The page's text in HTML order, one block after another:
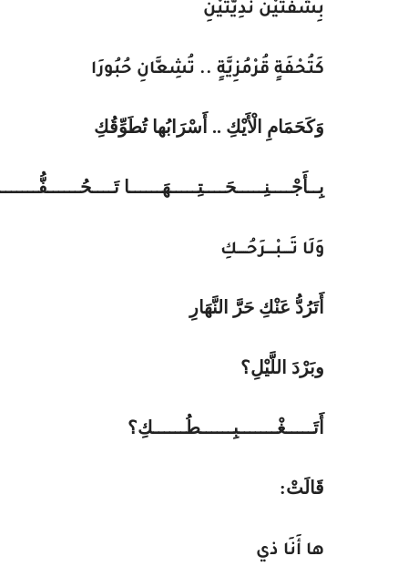
بِشَفَتَيْن نَدِيَّتَيْنِ
كَتُحْفَةٍ قُرْمُزِيَّةٍ .. تُشِعَّانِ حُبُورَا
وَكَحَمَامِ الْأَيْكِ .. أَسْرَابُها تُطَوِّقُكِ
بِــأَجْــــنِـــــحَــــتِـــــهَــــــا
وَلَا تَـــــبْـــــرَحُـــــكِ
أَتَرُدُّ عَنْكِ حَرَّ النَّهَارِ
وبَرْدَ اللَّيْلِ؟
أَتَـــــغْـــــــبِــــــطُــــــكِ؟
قَالَتْ:
ها أَنَا ذي